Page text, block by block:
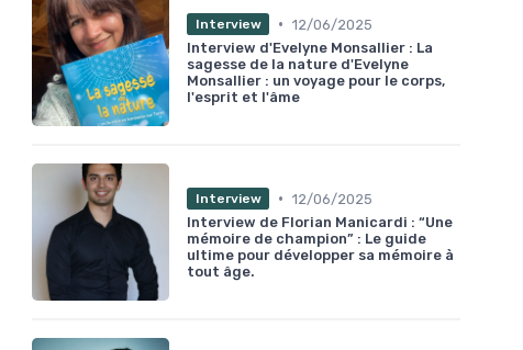
Interview • 12/06/2025
Interview d'Evelyne Monsallier : La
sagesse de la nature d'Evelyne
Monsallier : un voyage pour le corps,
l'esprit et l'âme
Interview • 12/06/2025
Interview de Florian Manicardi : “Une
mémoire de champion” : Le guide
ultime pour développer sa mémoire à
tout âge.